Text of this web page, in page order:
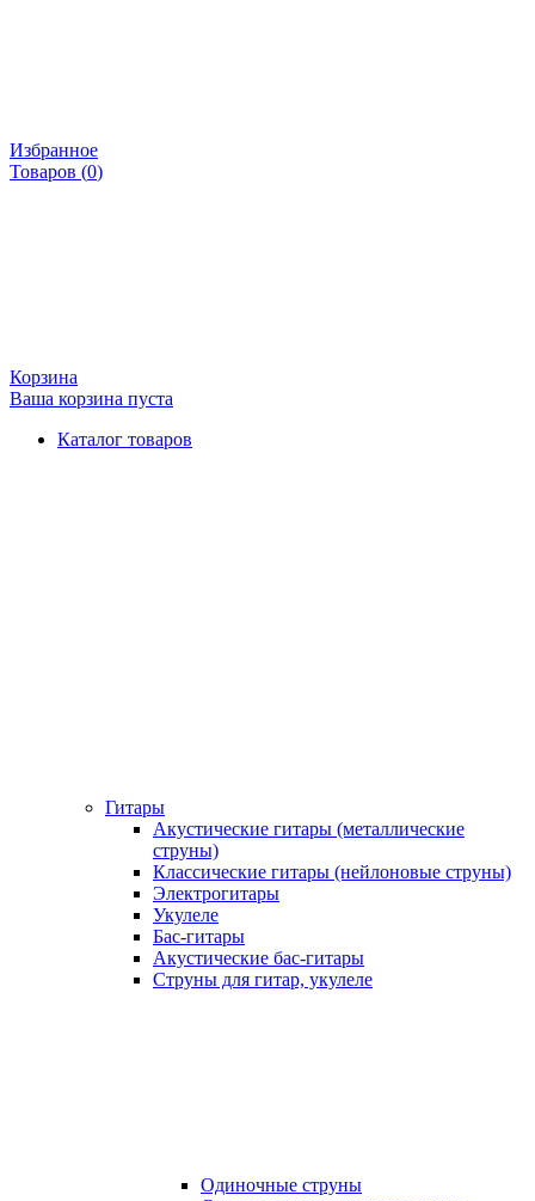
Избранное
Товаров (0)
Корзина
Ваша корзина пуста
Каталог товаров
Гитары
Акустические гитары (металлические
струны)
Классические гитары (нейлоновые струны)
Электрогитары
Укулеле
Бас-гитары
Акустические бас-гитары
Струны для гитар, укулеле
Одиночные струны